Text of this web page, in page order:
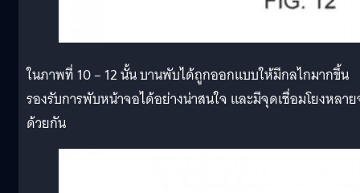
ในภาพที่ 10 – 12 นั้น บานพับได้ถูกออกแบบให้มีกลไกมากขึ้น
รองรับการพับหน้าจอได้อย่างน่าสนใจ และมีจุดเชื่อมโยงหลา
ด้วยกัน